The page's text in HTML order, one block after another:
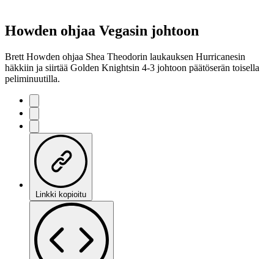
Howden ohjaa Vegasin johtoon
Brett Howden ohjaa Shea Theodorin laukauksen Hurricanesin
häkkiin ja siirtää Golden Knightsin 4-3 johtoon päätöserän toisella
peliminuutilla.
Linkki kopioitu